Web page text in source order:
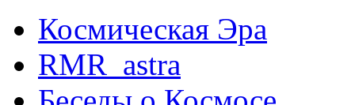
Космическая Эра
RMR_astra